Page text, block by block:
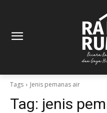
Tags Jenis pemanas air
Tag: jenis